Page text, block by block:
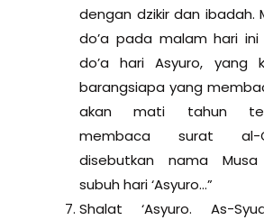
dengan dzikir dan ibadah.
do’a pada malam hari
do’a hari Asyuro, yang
barangsiapa yang
akan mati tahun
membaca surat al-
disebutkan nama
subuh hari ‘Asyuro…”
Shalat ‘Asyuro. As-